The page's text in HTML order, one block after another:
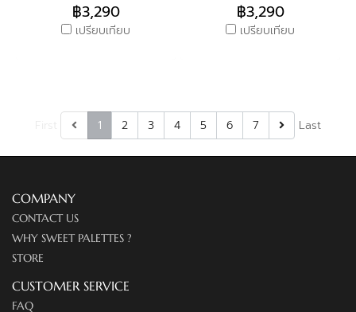
฿3,290
เปรียบเทียบ
฿3,290
เปรียบเทียบ
1 2 3 4 5 6 7 Last
COMPANY
CONTACT US
WHY SWEET PALETTES ?
STORE
CUSTOMER SERVICE
FAQ